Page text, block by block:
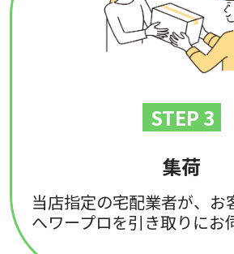
STEP 3
集荷
当店指定の宅配業者が、お
へワープロを引き取りにお